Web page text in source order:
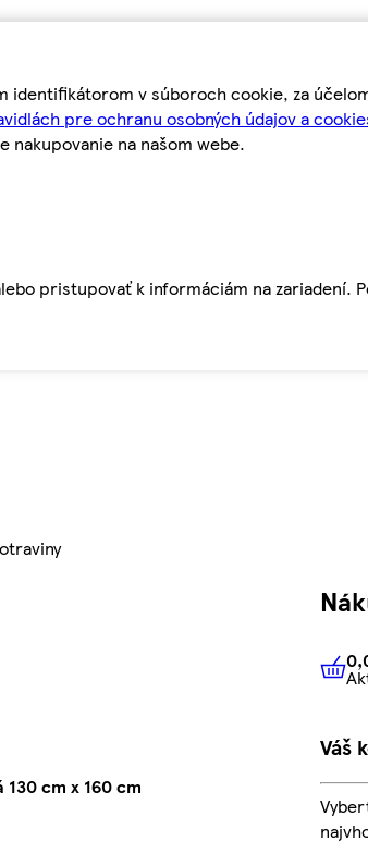
v súboroch cookie, za
pre ochranu osobných údajov a
nakupovanie na našom webe.
pristupovať k informáciám na zariadení.
cm x 160 cm
Váš